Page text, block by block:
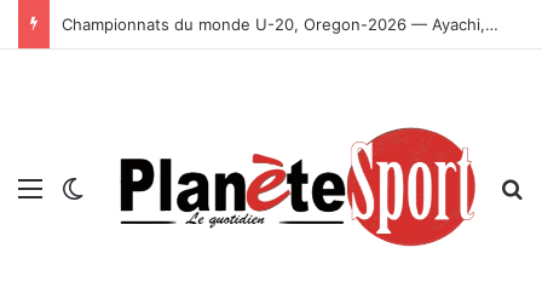
Championnats du monde U-20, Oregon-2026 — Ayachi, Dissa, Touahria et Ghezali en finale
Menu Switch skin